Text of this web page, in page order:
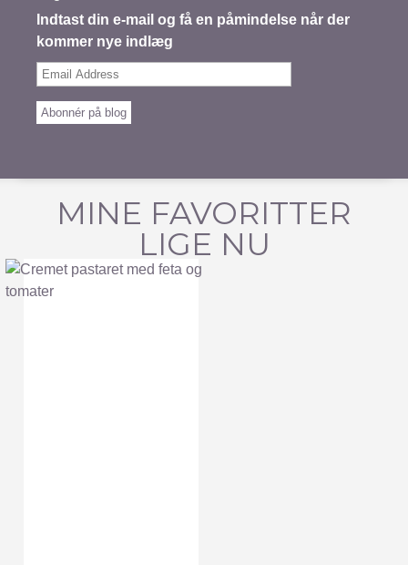
Indtast din e-mail og få en påmindelse når der
kommer nye indlæg
Email
Abonnér på blog
MINE FAVORITTER
LIGE NU